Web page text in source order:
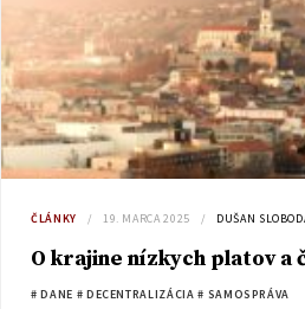
ČLÁNKY 19. MARCA 2025 DUŠAN
O krajine nízkych platov a
# DANE # DECENTRALIZÁCIA # SAMOSPRÁVA